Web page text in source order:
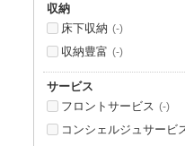
収納
床下収納 (-)
収納豊富 (-)
サービス
フロントサービス (-)
コンシェルジュサービ